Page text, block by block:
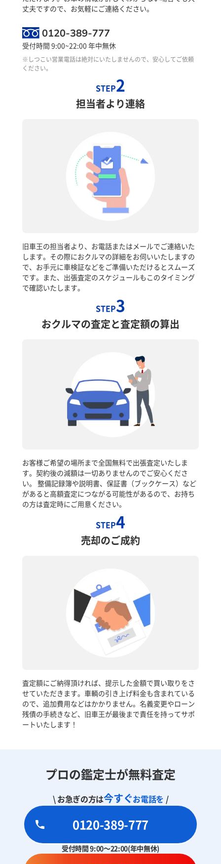
丈夫ですので、お気軽にご連絡ください。
0120-389-777
受付時間 9:00~22:00 年中無休
※しつこい営業電話は絶対にいたしませんので、安心してご依頼
ください。
STEP2
担当者より連絡
旧車王の担当者より、お電話またはメールでご連絡いた
します。その際におクルマの詳細をお伺いいたしますの
で、お手元に車検証などをご準備いただけるとスムーズ
です。また、出張査定のスケジュールもこのタイミング
で確認いたします。
STEP3
おクルマの査定と査定額の算出
お客様ご希望の場所まで全国無料で出張査定いたしま
す。契約後の減額は一切ありませんのでご安心くださ
い。 整備記録簿や説明書、保証書（ブックケース）など
があると高額査定につながる可能性があるので、お持ち
の方は査定時にご用意ください。
STEP4
売却のご成約
査定額にご納得頂ければ、提示した金額で買い取りをさ
せていただきます。車輌の引き上げ料金も含まれている
ので、追加費用などはかかりません。名義変更やローン
残債の手続きなど、旧車王が最後まで責任を持ってサポ
ートいたします！
プロの鑑定士が無料査定
\ お急ぎの方は今すぐお電話を /
0120-389-777
受付時間 9:00～22:00(年中無休)